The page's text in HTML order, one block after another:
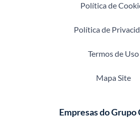
Política de
Política de
Termos de Uso
Mapa Site
Empresas do Grupo